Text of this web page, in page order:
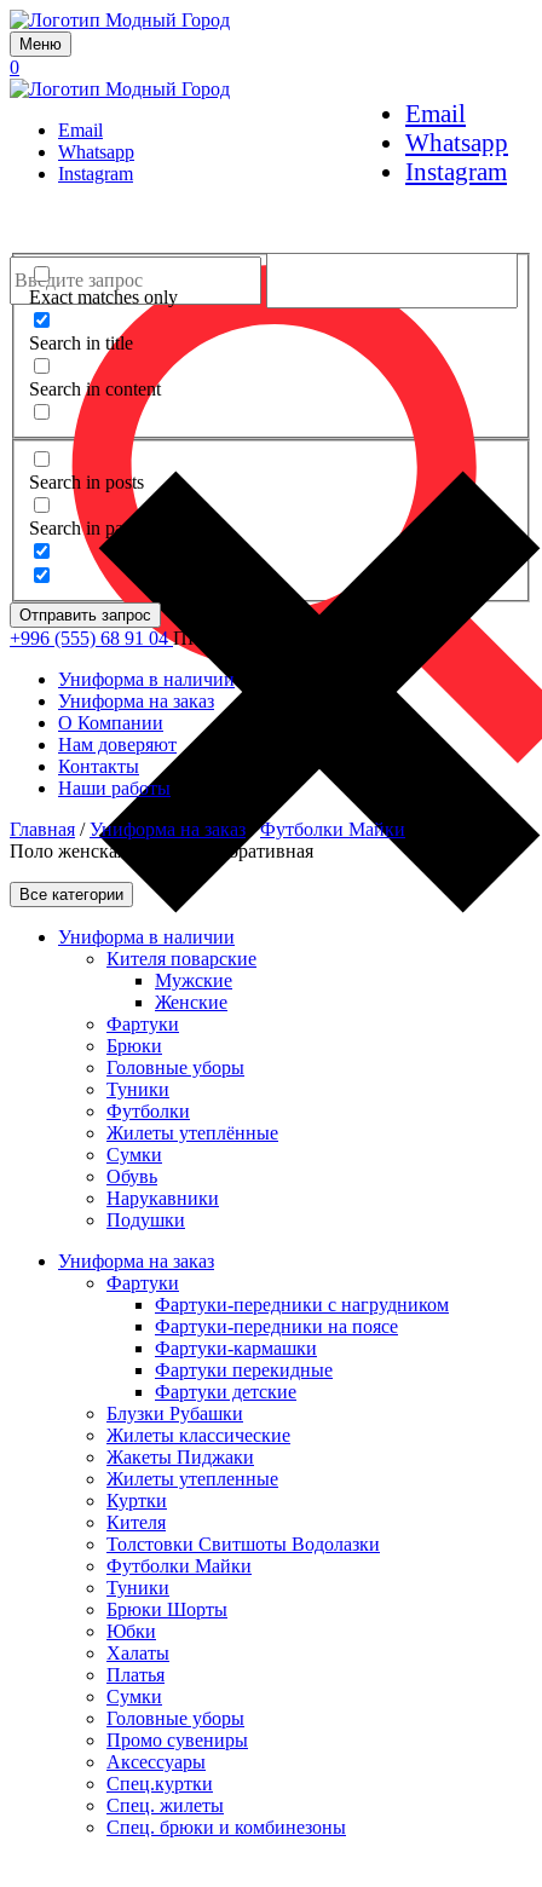
Меню
0
Email
Whatsapp
Instagram
Email
Whatsapp
Instagram
Exact matches only
Search in title
Search in content
Search in posts
Search in pages
Отправить запрос
+996 (555) 68 91 04ПН - ПТ: 09.00 - 18.00
Униформа в наличии
Униформа на заказ
О Компании
Нам доверяют
Контакты
Наши работы
Главная /Униформа на заказ /Футболки Майки
Поло женская Медок корпоративная
Все категории
Униформа в наличии
Кителя поварские
Мужские
Женские
Фартуки
Брюки
Головные уборы
Туники
Футболки
Жилеты утеплённые
Сумки
Обувь
Нарукавники
Подушки
Униформа на заказ
Фартуки
Фартуки-передники с нагрудником
Фартуки-передники на поясе
Фартуки-кармашки
Фартуки перекидные
Фартуки детские
Блузки Рубашки
Жилеты классические
Жакеты Пиджаки
Жилеты утепленные
Куртки
Кителя
Толстовки Свитшоты Водолазки
Футболки Майки
Туники
Брюки Шорты
Юбки
Халаты
Платья
Сумки
Головные уборы
Промо сувениры
Аксессуары
Спец.куртки
Спец. жилеты
Спец. брюки и комбинезоны